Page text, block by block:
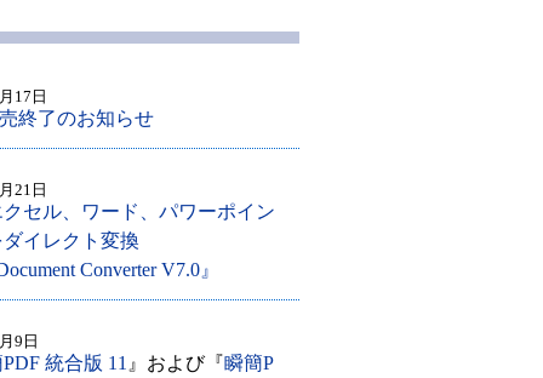
17日
終了のお知らせ
21日
セル、ワード、パワーポイン
イレクト変換
Converter V7.0』
9日
統合版 11 』および『瞬簡P